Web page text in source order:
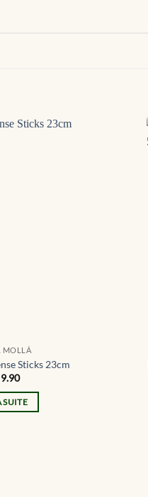
MOLLÁ
Sticks 23cm
9.90
SUITE